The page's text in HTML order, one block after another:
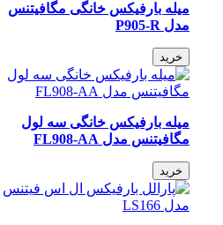
میله بارفیکس خانگی مگافیتنس
میله بارفیکس خانگی سه لول
مگافیتنس مدل FL908-AA